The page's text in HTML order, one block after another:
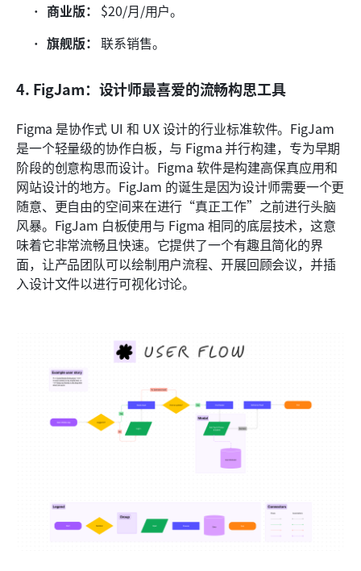
商业版： $20/月/用户。
旗舰版： 联系销售。
4. FigJam：设计师最喜爱的流畅构思工具
Figma 是协作式 UI 和 UX 设计的行业标准软件。FigJam
是一个轻量级的协作白板，与 Figma 并行构建，专为早期
阶段的创意构思而设计。Figma 软件是构建高保真应用和
网站设计的地方。FigJam 的诞生是因为设计师需要一个更
随意、更自由的空间来在进行“真正工作”之前进行头脑
风暴。FigJam 白板使用与 Figma 相同的底层技术，这意
味着它非常流畅且快速。它提供了一个有趣且简化的界
面，让产品团队可以绘制用户流程、开展回顾会议，并插
入设计文件以进行可视化讨论。